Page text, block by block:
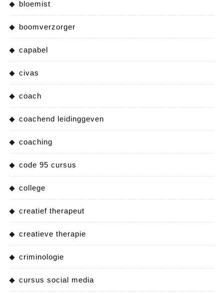
bloemist
boomverzorger
capabel
civas
coach
coachend leidinggeven
coaching
code 95 cursus
college
creatief therapeut
creatieve therapie
criminologie
cursus social media